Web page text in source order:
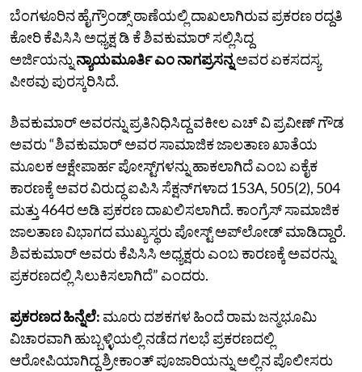
ಬೆಂಗಳೂರಿನ ಹೈಗ್ರೌಂಡ್ಸ್‌ ಠಾಣೆಯಲ್ಲಿ ದಾಖಲಾಗಿರುವ ಪ್ರಕರಣ ರದ್ದತಿ
ಕೋರಿ ಕೆಪಿಸಿಸಿ ಅಧ್ಯಕ್ಷ ಡಿ ಕೆ ಶಿವಕುಮಾರ್‌ ಸಲ್ಲಿಸಿದ್ದ
ಅರ್ಜಿಯನ್ನುನ್ಯಾಯಮೂರ್ತಿ ಎಂ ನಾಗಪ್ರಸನ್ನಅವರ ಏಕಸದಸ್ಯ
ಪೀಠವು ಪುರಸ್ಕರಿಸಿದೆ.
ಶಿವಕುಮಾರ್‌ ಅವರನ್ನು ಪ್ರತಿನಿಧಿಸಿದ್ದ ವಕೀಲ ಎಚ್‌ ವಿ ಪ್ರವೀಣ್‌ ಗೌಡ
ಅವರು “ಶಿವಕುಮಾರ್‌ ಅವರ ಸಾಮಾಜಿಕ ಜಾಲತಾಣ ಖಾತೆಯ
ಮೂಲಕ ಆಕ್ಷೇಪಾರ್ಹ ಪೋಸ್ಟ್‌ಗಳನ್ನು ಹಾಕಲಾಗಿದೆ ಎಂಬ ಏಕೈಕ
ಕಾರಣಕ್ಕೆ ಅವರ ವಿರುದ್ಧ ಐಪಿಸಿ ಸೆಕ್ಷನ್‌ಗಳಾದ 153A, 505(2), 504
ಮತ್ತು 464ರ ಅಡಿ ಪ್ರಕರಣ ದಾಖಲಿಸಲಾಗಿದೆ. ಕಾಂಗ್ರೆಸ್‌ ಸಾಮಾಜಿಕ
ಜಾಲತಾಣ ವಿಭಾಗದ ಮುಖ್ಯಸ್ಥರು ಪೋಸ್ಟ್‌ ಅಪ್‌ಲೋಡ್‌ ಮಾಡಿದ್ದಾರೆ.
ಶಿವಕುಮಾರ್‌ ಅವರು ಕೆಪಿಸಿಸಿ ಅಧ್ಯಕ್ಷರು ಎಂಬ ಕಾರಣಕ್ಕೆ ಅವರನ್ನು
ಪ್ರಕರಣದಲ್ಲಿ ಸಿಲುಕಿಸಲಾಗಿದೆ” ಎಂದರು.
ಪ್ರಕರಣದ ಹಿನ್ನೆಲೆ: ಮೂರು ದಶಕಗಳ ಹಿಂದೆ ರಾಮ ಜನ್ಮಭೂಮಿ
ವಿಚಾರವಾಗಿ ಹುಬ್ಬಳ್ಳಿಯಲ್ಲಿ ನಡೆದ ಗಲಭೆ ಪ್ರಕರಣದಲ್ಲಿ
ಆರೋಪಿಯಾಗಿದ್ದ ಶ್ರೀಕಾಂತ್ ಪೂಜಾರಿಯನ್ನು ಅಲ್ಲಿನ ಪೊಲೀಸರು